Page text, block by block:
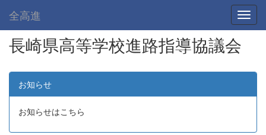
全高進
長崎県高等学校進路指導協議会
お知らせ
お知らせはこちら